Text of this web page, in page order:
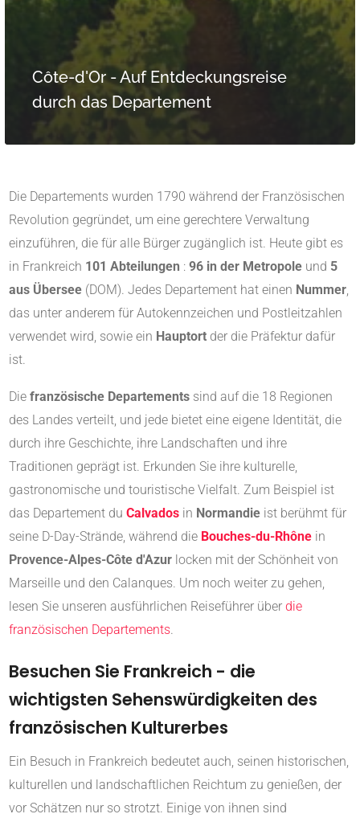
Côte-d'Or - Auf Entdeckungsreise
durch das Departement
Die Departements wurden 1790 während der Französischen
Revolution gegründet, um eine gerechtere Verwaltung
einzuführen, die für alle Bürger zugänglich ist. Heute gibt es
in Frankreich 101 Abteilungen : 96 in der Metropole und 5
aus Übersee (DOM). Jedes Departement hat einen Nummer,
das unter anderem für Autokennzeichen und Postleitzahlen
verwendet wird, sowie ein Hauptort der die Präfektur dafür
ist.
Die französische Departements sind auf die 18 Regionen
des Landes verteilt, und jede bietet eine eigene Identität, die
durch ihre Geschichte, ihre Landschaften und ihre
Traditionen geprägt ist. Erkunden Sie ihre kulturelle,
gastronomische und touristische Vielfalt. Zum Beispiel ist
das Departement du Calvados in Normandie ist berühmt für
seine D-Day-Strände, während die Bouches-du-Rhône in
Provence-Alpes-Côte d'Azur locken mit der Schönheit von
Marseille und den Calanques. Um noch weiter zu gehen,
lesen Sie unseren ausführlichen Reiseführer über die
französischen Departements.
Besuchen Sie Frankreich - die
wichtigsten Sehenswürdigkeiten des
französischen Kulturerbes
Ein Besuch in Frankreich bedeutet auch, seinen historischen,
kulturellen und landschaftlichen Reichtum zu genießen, der
vor Schätzen nur so strotzt. Einige von ihnen sind